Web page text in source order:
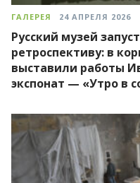
ГАЛЕРЕЯ 24 АПРЕЛЯ 2026
Русский музей
ретроспективу: в
выставили работы
экспонат — «Утро в